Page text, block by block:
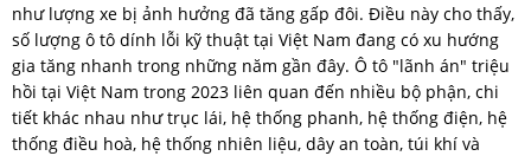
như lượng xe bị ảnh hưởng đã tăng gấp đôi. Điều này cho thấy,
số lượng ô tô dính lỗi kỹ thuật tại Việt Nam đang có xu hướng
gia tăng nhanh trong những năm gần đây. Ô tô "lãnh án" triệu
hồi tại Việt Nam trong 2023 liên quan đến nhiều bộ phận, chi
tiết khác nhau như trục lái, hệ thống phanh, hệ thống điện, hệ
thống điều hoà, hệ thống nhiên liệu, dây an toàn, túi khí và